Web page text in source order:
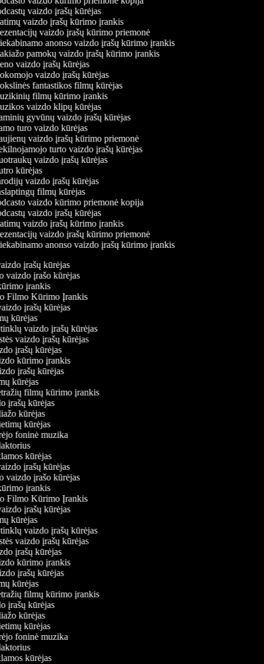
vaizdo įrašų kūrėjas
vaizdo įrašų kūrimo įrankis
vaizdo įrašų kūrimo priemonė
anonso vaizdo įrašų kūrimo įrankis
pamokų vaizdo įrašų kūrimo įrankis
vaizdo įrašų kūrėjas
vaizdo įrašų kūrėjas
fantastikos filmų kūrėjas
filmų kūrimo įrankis
vaizdo klipų kūrėjas
gyvūnų vaizdo įrašų kūrėjas
turo vaizdo kūrėjas
vaizdo įrašų kūrimo priemonė
turto vaizdo įrašų kūrėjas
vaizdo įrašų kūrėjas
kūrėjas
vaizdo įrašų kūrėjas
filmų kūrėjas
vaizdo kūrimo priemonė kopija
vaizdo įrašų kūrėjas
vaizdo įrašų kūrimo įrankis
vaizdo įrašų kūrimo priemonė
anonso vaizdo įrašų kūrimo įrankis
įrašų kūrėjas
vaizdo įrašo kūrėjas
įrankis
Filmo Kūrimo Įrankis
įrašų kūrėjas
kūrėjas
tinklų vaizdo įrašų kūrėjas
vaizdo įrašų kūrėjas
įrašų kūrėjas
kūrimo įrankis
įrašų kūrėjas
kūrėjas
filmų kūrimo įrankis
įrašų kūrėjas
kūrėjas
kūrėjas
foninė muzika
kūrėjas
įrašų kūrėjas
vaizdo įrašo kūrėjas
įrankis
Filmo Kūrimo Įrankis
įrašų kūrėjas
kūrėjas
tinklų vaizdo įrašų kūrėjas
vaizdo įrašų kūrėjas
įrašų kūrėjas
kūrimo įrankis
įrašų kūrėjas
kūrėjas
filmų kūrimo įrankis
įrašų kūrėjas
kūrėjas
kūrėjas
foninė muzika
kūrėjas